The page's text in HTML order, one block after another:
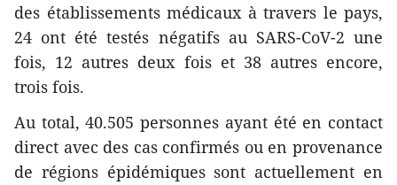
des établissements médicaux à travers le pays,
24 ont été testés négatifs au SARS-CoV-2 une
fois, 12 autres deux fois et 38 autres encore,
trois fois.
Au total, 40.505 personnes ayant été en contact
direct avec des cas confirmés ou en provenance
de régions épidémiques sont actuellement en